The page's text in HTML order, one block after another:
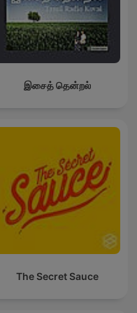
இசைத் தென்றல்
The Secret Sauce